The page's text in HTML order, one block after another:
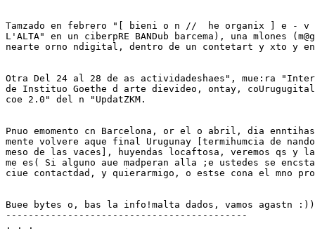
Tamzado en febrero "[ bieni o n //  he organix ] e - v
L'ALTA" en un ciberpRE BANDub barcema), una mlones
nearte orno ndigital, dentro de un contetart y xto y
Otra Del 24 al 28 de as actividadeshaes", mue:ra
de Instituo Goethe d arte dievideo, ontay, coUrugugital
coe 2.0" del n "UpdatZKM.
Pnuo emomento cn Barcelona, or el o abril, dia
mente volvere aque final Urugunay [termihumcia de
meso de las vaces], huyendas locaftosa, veremos qs y
me es( Si alguno aue madperan alla ;e ustedes se
ciue contactdad, y quierarmigo, o estse cona el mno
Buee bytes o, bas la info!malta dados, vamos agastn :))
-------------------------------------------
. . .